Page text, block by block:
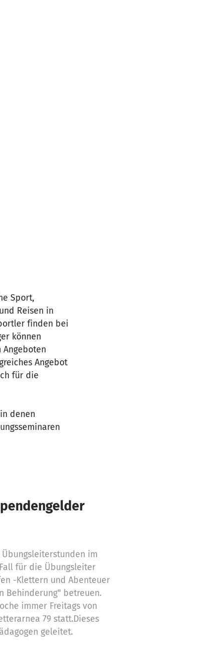
Sport,
Reisen in
finden bei
können
Angebot
für die
denen
im
für die Übungsleiter
-Klettern und Abenteuer
Behinderung" betreuen.
immer Freitags von
79 statt.Dieses
geleitet.